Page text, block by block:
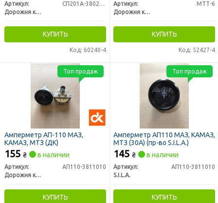
Артикул:
СП201А-3802010
Дорожня карта
КУПИТЬ
Код: 60240-4
Артикул:
МТТ-6
Дорожня карта
КУПИТЬ
Код: 52427-4
Амперметр АП-110 МАЗ,
КАМАЗ, МТЗ (ДК)
155 ₴ в наличии
Артикул:
АП110-3811010
Дорожня карта
КУПИТЬ
Топ продаж
Амперметр АП110 МАЗ, КАМАЗ,
МТЗ (30А) (пр-во S.I.L.A.)
145 ₴ в наличии
Артикул:
АП110-3811010
S.I.L.A.
КУПИТЬ
Топ продаж